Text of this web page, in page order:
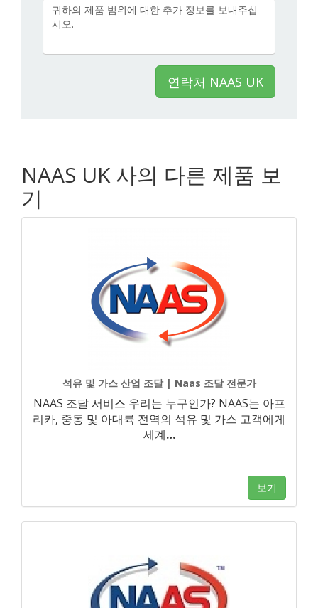
연락처 NAAS UK
NAAS UK 사의 다른 제품 보
기
석유 및 가스 산업 조달 | Naas 조달 전문가
NAAS 조달 서비스 우리는 누구인가? NAAS는 아프
리카, 중동 및 아대륙 전역의 석유 및 가스 고객에게
세계…
보기